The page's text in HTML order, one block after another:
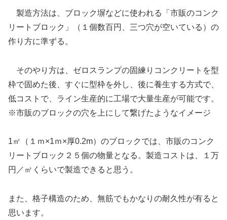
製造方法は、ブロック塀などに使われる「市販のコンク
リートブロック」（１個数百円、三つ穴が空いている）の
作り方に準ずる。
そのやり方は、ゼロスランプの固練りコンクリートを型
枠で固めた後、すぐに型枠を外し、後に養生する方式で、
低コストで、ライン生産的に工場で大量生産が可能です。
※市販のブロックの穴を上にして繋げたようなイメージ
1㎡（１ｍ×1ｍ×厚0.2m）のブロックでは、市販のコンク
リートブロック２５個の物量となる。製造コストは、１万
円／㎡くらいで製造できると思う。
また、格子構造のため、無筋でもかなりの耐久性が有ると
思います。